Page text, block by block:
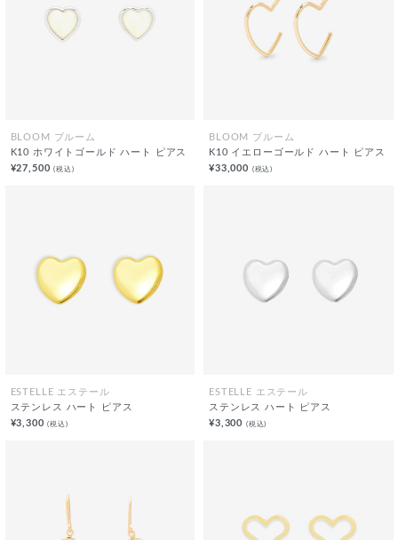
BLOOM ブルーム
K10 ホワイトゴールド ハート ピアス
¥27,500(税込)
BLOOM ブルーム
K10 イエローゴールド ハート ピアス
¥33,000 (税込)
ESTELLE エステール
ステンレス ハート ピアス
¥3,300(税込)
ESTELLE エステール
ステンレス ハート ピアス
¥3,300 (税込)